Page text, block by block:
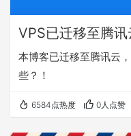
VPS已迁移至腾讯
本博客已迁移至腾讯云
些？！
6584点热度 0人点赞